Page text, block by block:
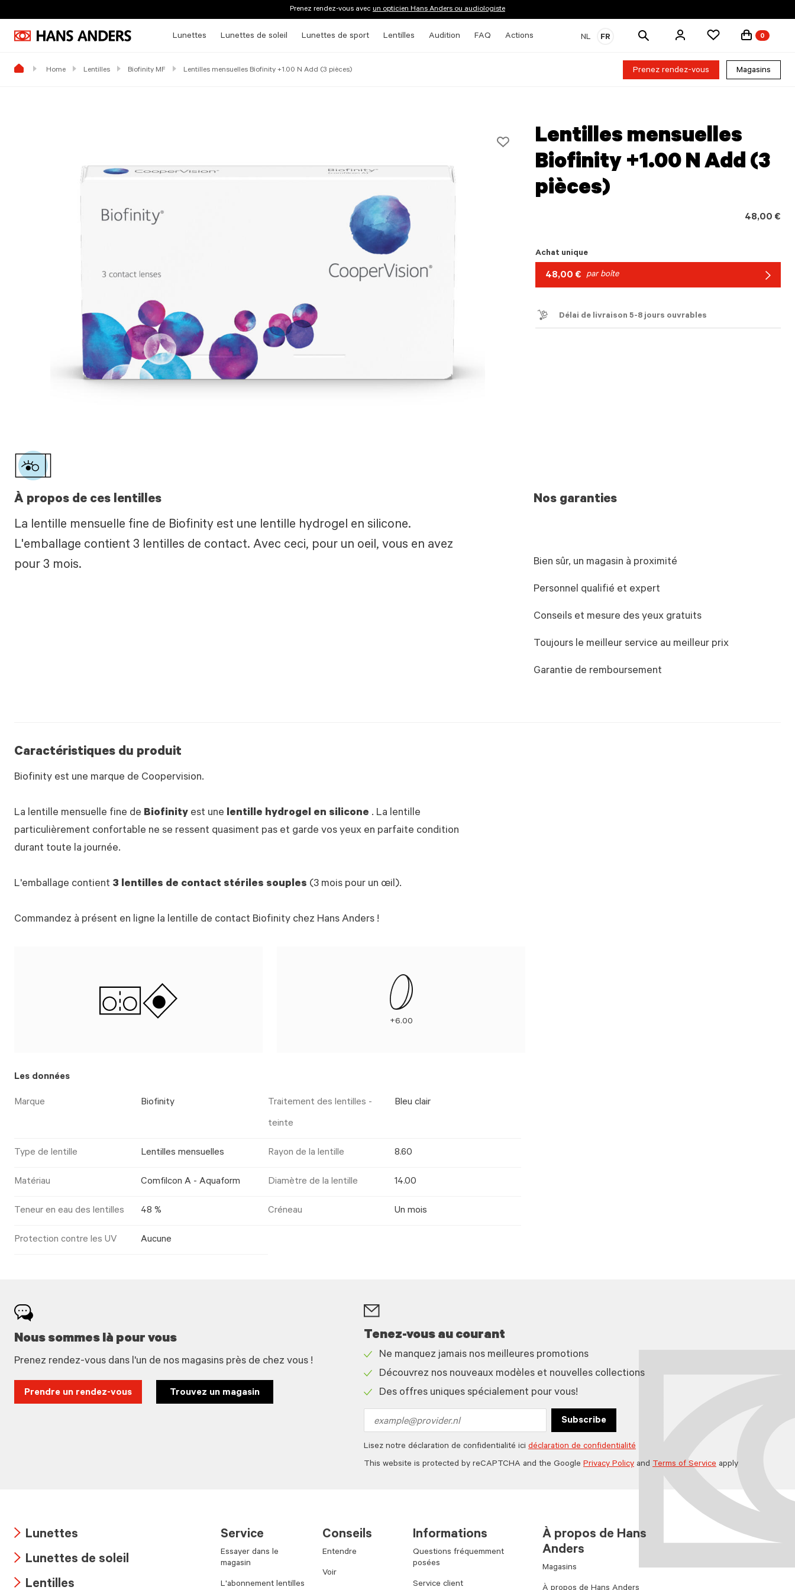
Prenez rendez-vous avec un opticien Hans Anders ou audiologiste
Lunettes Lunettes de soleil Lunettes de sport Lentilles Audition FAQ Actions NL FR
Rechercher
0
Home Lentilles Biofinity MF Lentilles mensuelles Biofinity +1.00 N Add (3 pièces) Prenez rendez-vous Magasins
Lentilles mensuelles
Biofinity +1.00 N Add (3
pièces)
48,00 €
Achat unique
48,00 € par boîte
Arrow
Délai de livraison 5-8 jours ouvrables
À propos de ces lentilles
La lentille mensuelle fine de Biofinity est une lentille hydrogel en silicone.
L'emballage contient 3 lentilles de contact. Avec ceci, pour un oeil, vous en avez
pour 3 mois.
Nos garanties
Bien sûr, un magasin à proximité
Personnel qualifié et expert
Conseils et mesure des yeux gratuits
Toujours le meilleur service au meilleur prix
Garantie de remboursement
Caractéristiques du produit
Biofinity est une marque de Coopervision.
La lentille mensuelle fine de Biofinity est une lentille hydrogel en silicone . La lentille
particulièrement confortable ne se ressent quasiment pas et garde vos yeux en parfaite condition
durant toute la journée.
L'emballage contient 3 lentilles de contact stériles souples (3 mois pour un œil).
Commandez à présent en ligne la lentille de contact Biofinity chez Hans Anders !
+6.00
Les données
Marque Biofinity
Traitement des lentilles -
teinte
Bleu clair
Type de lentille Lentilles mensuelles Rayon de la lentille 8.60
Matériau Comfilcon A - Aquaform Diamètre de la lentille 14.00
Teneur en eau des lentilles 48 % Créneau Un mois
Protection contre les UV Aucune
Nous sommes là pour vous
Prenez rendez-vous dans l'un de nos magasins près de chez vous !
Prendre un rendez-vous Trouvez un magasin
Tenez-vous au courant
icon
Ne manquez jamais nos meilleures promotions
icon
Découvrez nos nouveaux modèles et nouvelles collections
Des offres uniques spécialement pour vous!
address
Subscribe
Lisez notre déclaration de confidentialité ici déclaration de confidentialité
This website is protected by reCAPTCHA and the Google Privacy Policy and Terms of Service apply
icon
Lunettes
icon
Lunettes de soleil
Lentilles
Service
Essayer dans le
magasin
L'abonnement lentilles
Conseils
Entendre
Voir
Informations
Questions fréquemment
posées
Service client
À propos de Hans
Anders
Magasins